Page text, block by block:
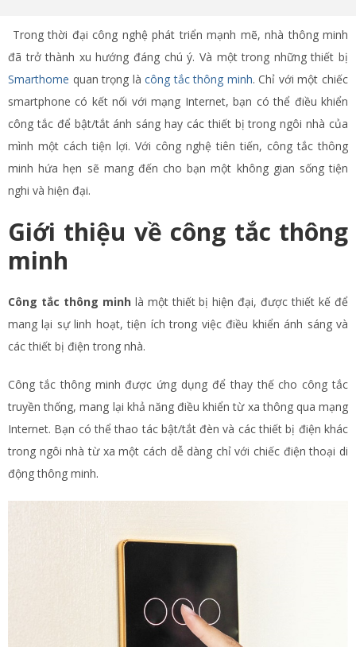
Trong thời đại công nghệ phát triển mạnh mẽ, nhà thông minh
đã trở thành xu hướng đáng chú ý. Và một trong những thiết bị
Smarthome quan trọng làcông tắc thông minh. Chỉ với một chiếc
smartphone có kết nối với mạng Internet, bạn có thể điều khiển
công tắc để bật/tắt ánh sáng hay các thiết bị trong ngôi nhà của
mình một cách tiện lợi. Với công nghệ tiên tiến, công tắc thông
minh hứa hẹn sẽ mang đến cho bạn một không gian sống tiện
nghi và hiện đại.
Giới thiệu về công tắc thông
minh
Công tắc thông minh là một thiết bị hiện đại, được thiết kế để
mang lại sự linh hoạt, tiện ích trong việc điều khiển ánh sáng và
các thiết bị điện trong nhà.
Công tắc thông minh được ứng dụng để thay thế cho công tắc
truyền thống, mang lại khả năng điều khiển từ xa thông qua mạng
Internet. Bạn có thể thao tác bật/tắt đèn và các thiết bị điện khác
trong ngôi nhà từ xa một cách dễ dàng chỉ với chiếc điện thoại di
động thông minh.